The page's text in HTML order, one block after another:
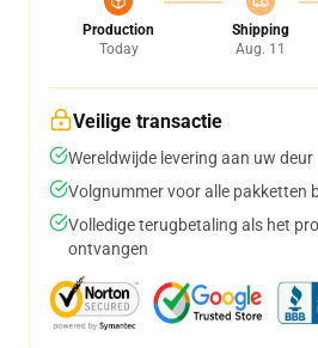
Production
Today
Shipping
Aug. 11
Veilige transactie
Wereldwijde levering aan uw deur
Volgnummer voor alle pakketten
Volledige terugbetaling als het
ontvangen